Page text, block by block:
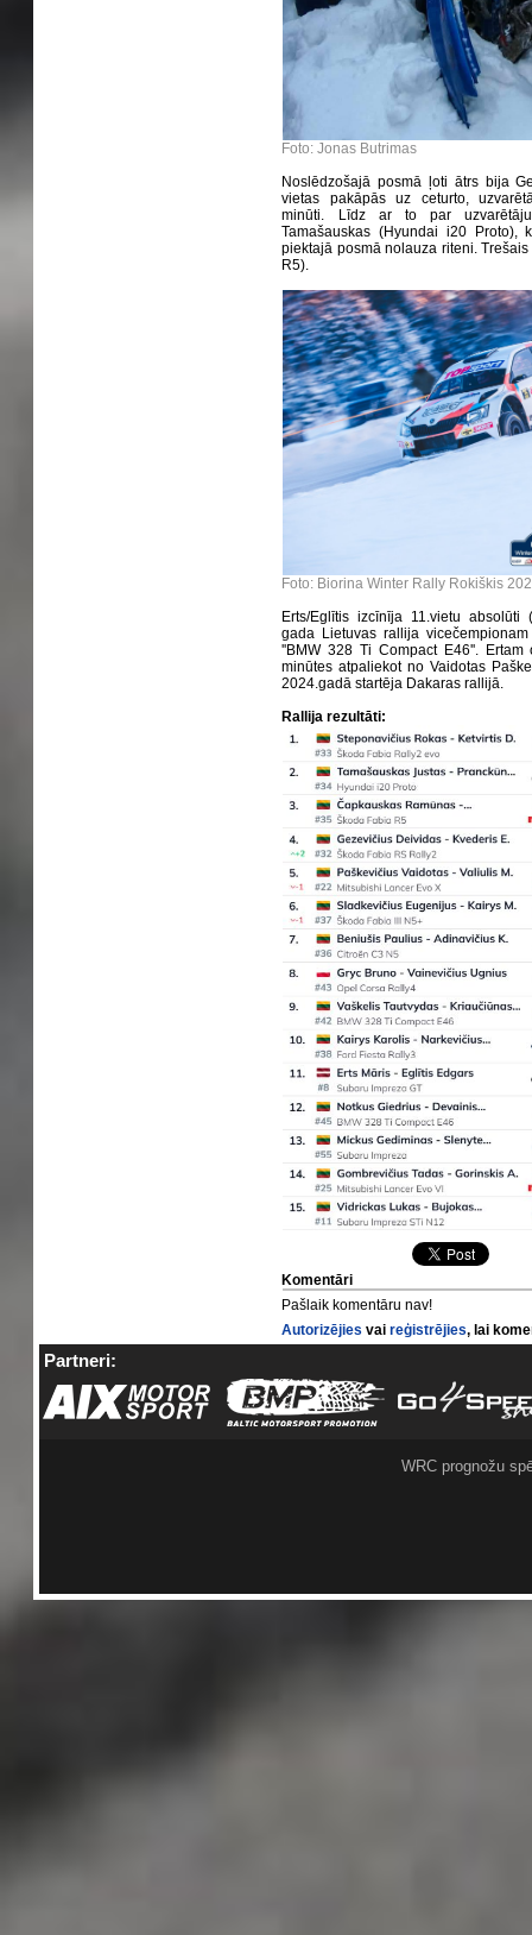
Foto: Jonas Butrimas
Noslēdzošajā posmā ļoti ātrs bija
vietas pakāpās uz ceturto,
minūti. Līdz ar to par
Tamašauskas (Hyundai i20 Proto),
piektajā posmā nolauza riteni.
R5).
Foto: Biorina Winter Rally Rokiškis
Erts/Eglītis izcīnīja 11.vietu absolūti
gada Lietuvas rallija
''BMW 328 Ti Compact E46''.
minūtes atpaliekot no Vaidotas
2024.gadā startēja Dakaras rallijā.
Rallija rezultāti:
Komentāri
Pašlaik komentāru nav!
Autorizējies vaireģistrējies, lai
Partneri:
WRC prognožu